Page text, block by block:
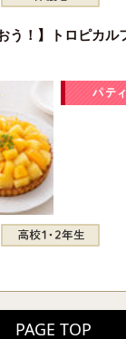
う！】トロピカル
PAGE TOP